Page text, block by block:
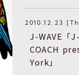
2010.12.23
J-WAVE「
COACH
York」